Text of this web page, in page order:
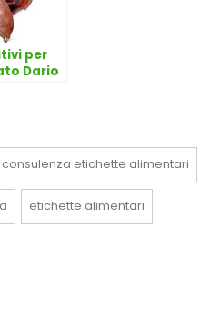
per
Dario
consulenza etichette alimentari
etichette alimentari